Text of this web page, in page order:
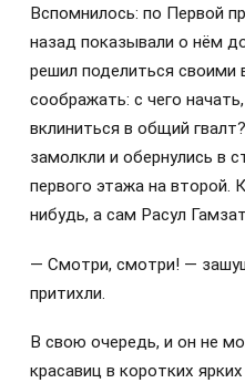
Вспомнилось: по Первой
назад показывали о нём
решил поделиться своими
соображать: с чего
вклиниться в общий
замолкли и обернулись в
первого этажа на второй.
нибудь, а сам Расул
— Смотри, смотри! —
притихли.
В свою очередь, и он не
красавиц в коротких